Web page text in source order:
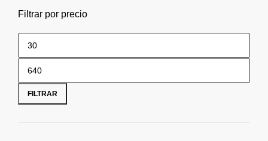
Filtrar por precio
FILTRAR